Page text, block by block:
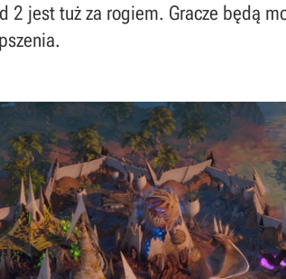
2 jest tuż za rogiem. Gracze będą